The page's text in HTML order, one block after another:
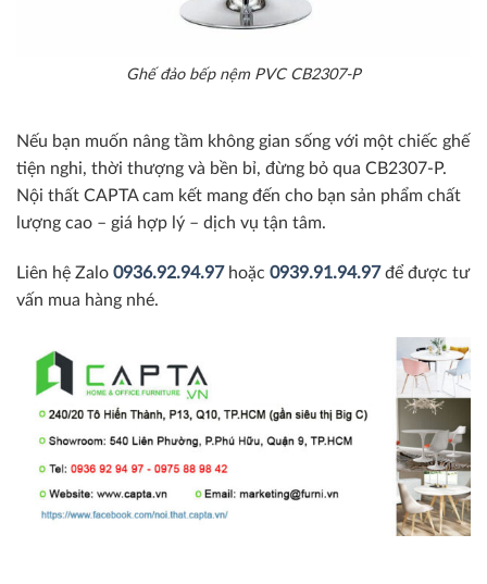
Ghế đảo bếp nệm PVC CB2307-P
Nếu bạn muốn nâng tầm không gian sống với một chiếc ghế
tiện nghi, thời thượng và bền bỉ, đừng bỏ qua CB2307-P.
Nội thất CAPTA cam kết mang đến cho bạn sản phẩm chất
lượng cao – giá hợp lý – dịch vụ tận tâm.
Liên hệ Zalo 0936.92.94.97hoặc 0939.91.94.97để được tư
vấn mua hàng nhé.